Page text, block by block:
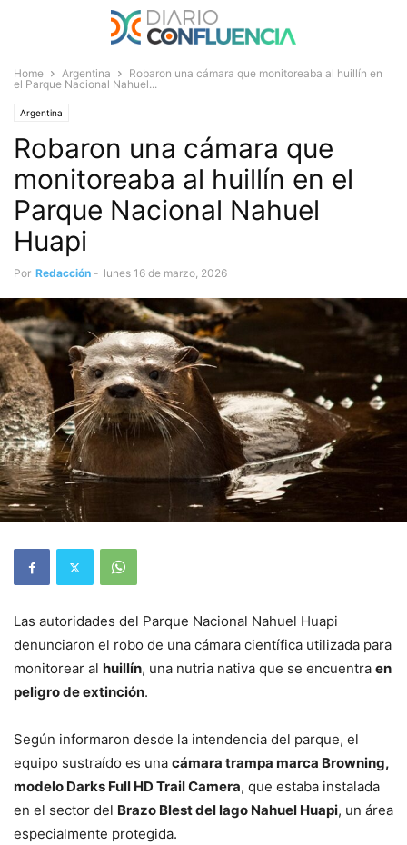
Home Argentina
Robaron una cámara que monitoreaba al huillín en
el Parque Nacional Nahuel...
Argentina
Robaron una cámara que
monitoreaba al huillín en el
Parque Nacional Nahuel
Huapi
Por Redacción - lunes 16 de marzo, 2026
Las autoridades del Parque Nacional Nahuel Huapi
denunciaron el robo de una cámara científica utilizada para
monitorear al huillín, una nutria nativa que se encuentra en
peligro de extinción.
Según informaron desde la intendencia del parque, el
equipo sustraído es una cámara trampa marca Browning,
modelo Darks Full HD Trail Camera, que estaba instalada
en el sector del Brazo Blest del lago Nahuel Huapi, un área
especialmente protegida.